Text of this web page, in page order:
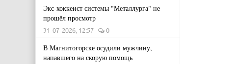
Экс-хоккеист системы "Металлурга" не
прошёл просмотр
31-07-2026, 12:57 0
В Магнитогорске осудили мужчину,
напавшего на скорую помощь